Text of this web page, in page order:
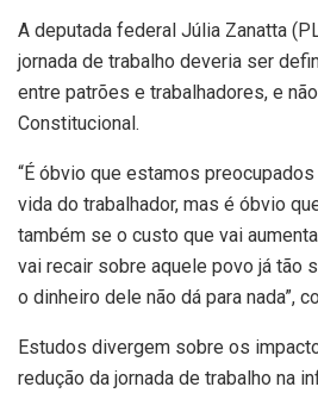
A deputada federal Júlia Zanatta
jornada de trabalho deveria ser
entre patrões e trabalhadores, e
Constitucional.
“É óbvio que estamos
vida do trabalhador, mas é óbvio
também se o custo que vai
vai recair sobre aquele povo já tão
o dinheiro dele não dá para nada”,
Estudos divergem sobre os
redução da jornada de trabalho na